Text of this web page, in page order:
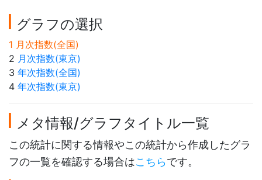
グラフの選択
1 月次指数(全国)
2 月次指数(東京)
3 年次指数(全国)
4 年次指数(東京)
メタ情報/グラフタイトル一覧
この統計に関する情報やこの統計から作成したグラ
フの一覧を確認する場合はこちらです。